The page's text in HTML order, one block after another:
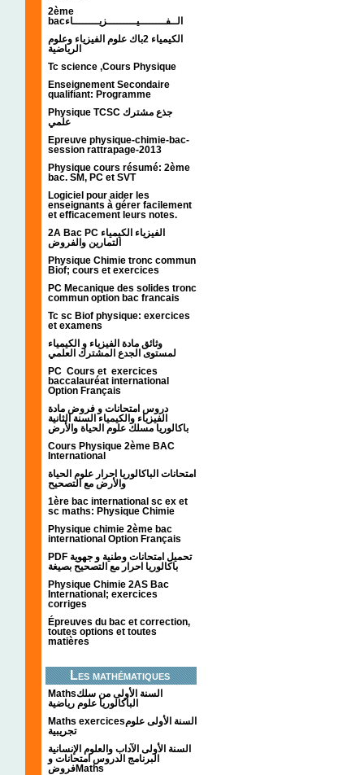
2ème
bacالــفــــــــيـــــــــزيــــــــاء
الكيمياء 2باك علوم الفيزياء وعلوم
الرياضية
Tc science ,Cours Physique
Enseignement Secondaire
qualifiant: Programme
Physique TCSC جذع مشترك
علمي
Epreuve physique-chimie-bac-
session rattrapage-2013
Physique cours résumé: 2ème
bac. SM, PC et SVT
Logiciel pour aider les
enseignants à gérer facilement
et efficacement leurs notes.
2A Bac PC الفيزياء الكيمياء
التمارين والفروض
Physique Chimie tronc commun
Biof; cours et exercices
PC Mecanique des solides tronc
commun option bac francais
Tc sc Biof physique: exercices
et examens
وثائق مادة الفيزياء و الكيمياء
PC Cours et exercices
baccalauréat international
Option Français
دروس امتحانات و فروض مادة
الفيزياء والكيمياء السنة الثانية
باكالوريا مسلك علوم الحياة والأرض
Cours Physique 2ème BAC
International
امتحانات الباكالوريا احرار علوم الحياة
والأرض مع التصحيح
1ère bac international sc ex et
sc maths: Physique Chimie
Physique chimie 2ème bac
international Option Français
PDF تحميل امتحانات وطنية و جهوية
باكالوريا احرار مع التصحيح بصيغة
Physique Chimie 2AS Bac
International; exercices
corriges
Épreuves du bac et correction,
toutes options et toutes
matières
Les mathématiques
Mathsالسنة الأولى من سلك
الباكالوريا علوم رياضية
Maths exercicesالسنة الأولى علوم
تجريبية
السنة الأولى الآداب والعلوم الإنسانية
البرنامج الدروس امتحانات و
فروضMaths